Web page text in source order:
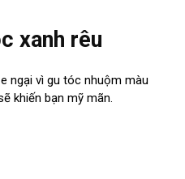
xanh rêu
ngại vì gu tóc nhuộm màu
khiến bạn mỹ mãn.